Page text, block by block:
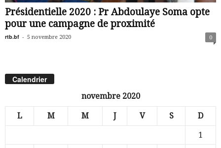
Présidentielle 2020 : Pr Abdoulaye Soma opte
pour une campagne de proximité
rtb.bf - 5 novembre 2020 0
Calendrier
novembre 2020
L M M J V S D
1